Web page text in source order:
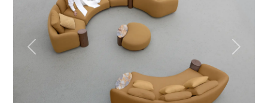
Previous Next